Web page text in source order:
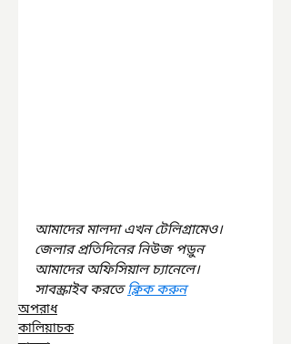
আমাদের মালদা এখন টেলিগ্রামেও।
জেলার প্রতিদিনের নিউজ পড়ুন
আমাদের অফিসিয়াল চ্যানেলে।
সাবস্ক্রাইব করতে ক্লিক করুন
অপরাধ
কালিয়াচক